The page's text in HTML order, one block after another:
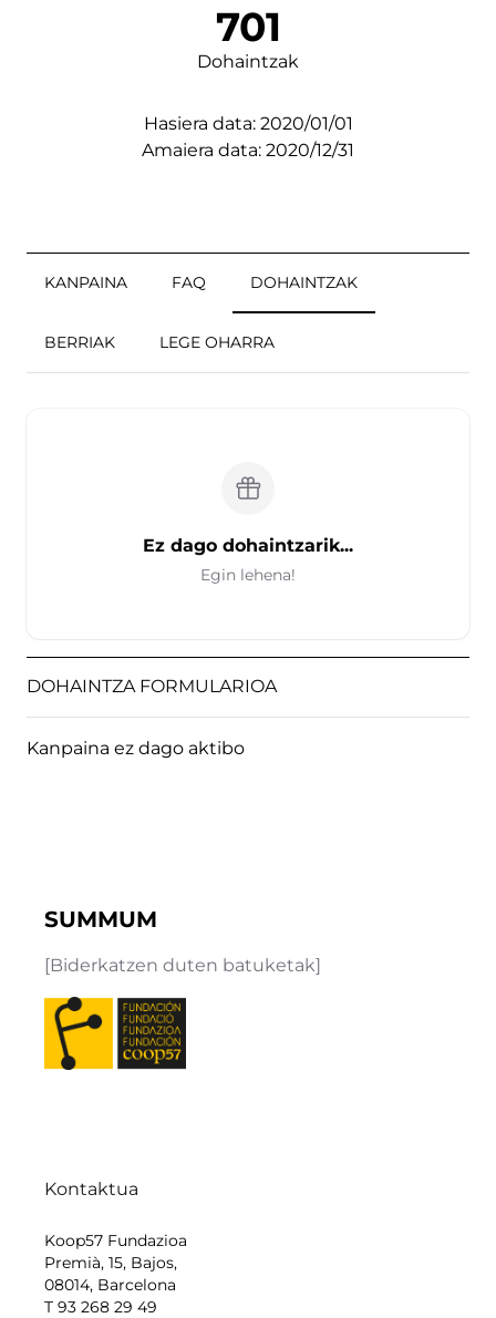
701
Dohaintzak
Hasiera data: 2020/01/01
Amaiera data: 2020/12/31
KANPAINA FAQ DOHAINTZAK
BERRIAK LEGE OHARRA
Ez dago dohaintzarik...
Egin lehena!
DOHAINTZA FORMULARIOA
Kanpaina ez dago aktibo
SUMMUM
[Biderkatzen duten batuketak]
Kontaktua
Koop57 Fundazioa
Premià, 15, Bajos,
08014, Barcelona
T 93 268 29 49